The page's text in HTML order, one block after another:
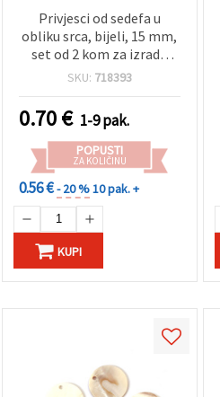
Privjesci od sedefa u
obliku srca, bijeli, 15 mm,
set od 2 kom za izradu
nakita, hobi i DIY, ogrlice i
SKU: 718393
0.70€ 1-9 pak.
POPUSTI
ZA KOLIČINU
0.56 €- 20 %10 pak. +
KUPI